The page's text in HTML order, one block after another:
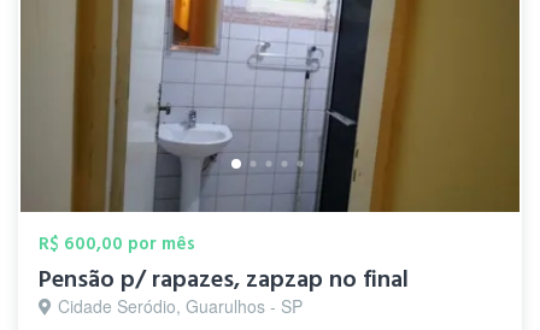
R$ 600,00 por mês
Pensão p/ rapazes, zapzap no final
Cidade Seródio, Guarulhos - SP